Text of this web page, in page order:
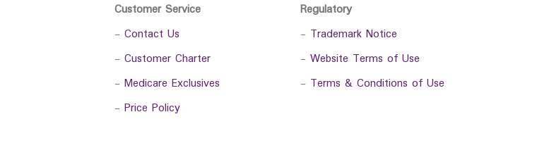
Customer Service
- Contact Us
- Customer Charter
- Medicare Exclusives
- Price Policy
Regulatory
- Trademark Notice
- Website Terms of Use
- Terms & Conditions of Use